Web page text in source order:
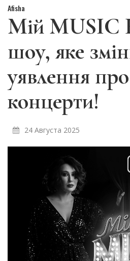
Afisha
Мій
шоу, яке
уявлення про
концерти!
24 Августа 2025